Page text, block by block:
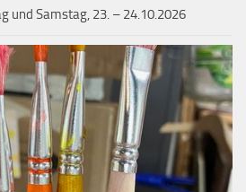
und Samstag, 23. – 24.10.2026